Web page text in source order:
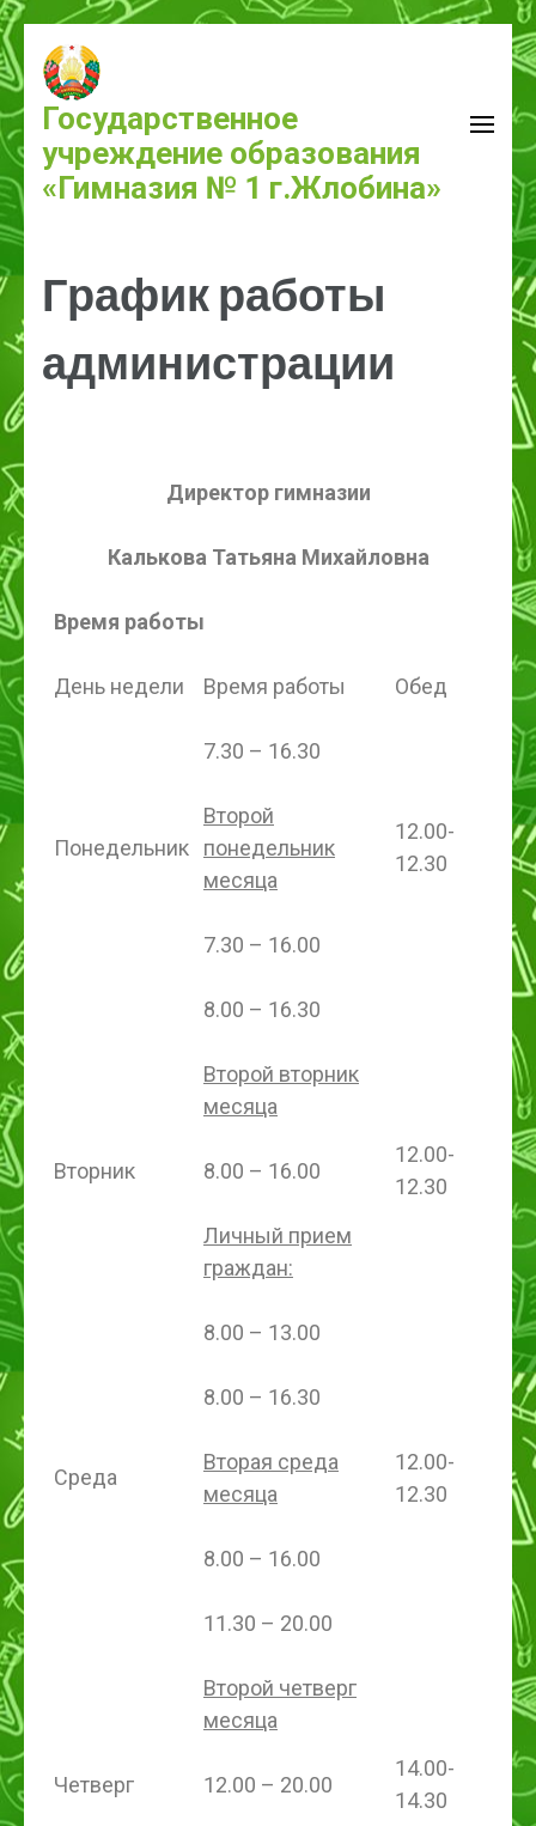
Государственное
учреждение образования
«Гимназия № 1 г.Жлобина»
График работы
администрации
Директор гимназии
Калькова Татьяна Михайловна
Время работы
День недели Время работы Обед
Понедельник
7.30 – 16.30
Второй
понедельник
месяца
7.30 – 16.00
12.00-
12.30
Вторник
8.00 – 16.30
Второй вторник
месяца
8.00 – 16.00
Личный прием
граждан:
8.00 – 13.00
12.00-
12.30
Среда
8.00 – 16.30
Вторая среда
месяца
8.00 – 16.00
12.00-
12.30
Четверг
11.30 – 20.00
Второй четверг
месяца
12.00 – 20.00
14.00-
14.30